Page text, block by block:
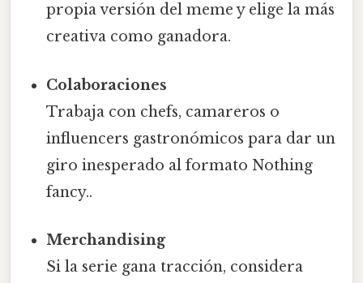
propia versión del meme y elige la más
creativa como ganadora.
Colaboraciones
Trabaja con chefs, camareros o
influencers gastronómicos para dar un
giro inesperado al formato Nothing
fancy..
Merchandising
Si la serie gana tracción, considera